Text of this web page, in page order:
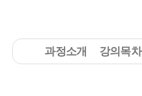
과정소개 강의목차